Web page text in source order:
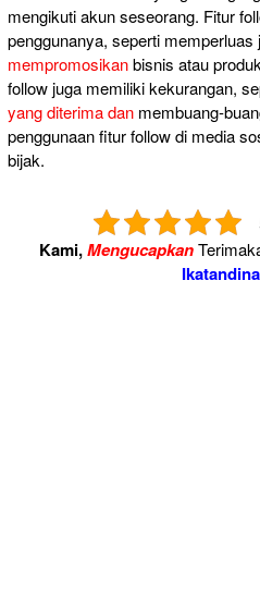
mengikuti akun seseorang. Fitur
penggunanya, seperti memperluas
mempromosikanbisnis atau
follow juga memiliki kekurangan,
yang diterima dan membuang-
penggunaan fitur follow di media
bijak.
Kami,Mengucapkan